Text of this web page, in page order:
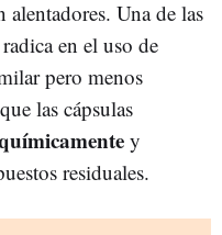
Una de las
en el uso de
pero menos
las cápsulas
y
residuales.